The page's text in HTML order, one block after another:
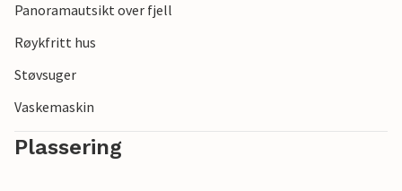
Panoramautsikt over fjell
Røykfritt hus
Støvsuger
Vaskemaskin
Plassering